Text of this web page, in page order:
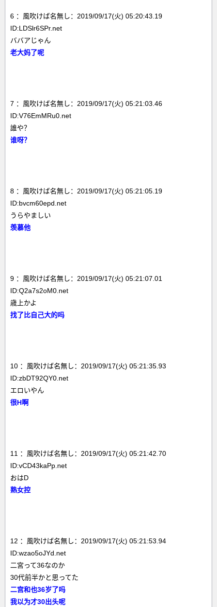
6 ：風吹けば名無し：2019/09/17(火) 05:20:43.19
ID:LDSlr6SPr.net
ババアじゃん
老大妈了呢
7 ：風吹けば名無し：2019/09/17(火) 05:21:03.46
ID:V76EmMRu0.net
誰や？
谁呀？
8 ：風吹けば名無し：2019/09/17(火) 05:21:05.19
ID:bvcm60epd.net
うらやましい
羡慕他
9 ：風吹けば名無し：2019/09/17(火) 05:21:07.01
ID:Q2a7s2oM0.net
歳上かよ
找了比自己大的吗
10 ：風吹けば名無し：2019/09/17(火) 05:21:35.93
ID:zbDT92QY0.net
エロいやん
很H啊
11 ：風吹けば名無し：2019/09/17(火) 05:21:42.70
ID:vCD43kaPp.net
おはD
熟女控
12 ：風吹けば名無し：2019/09/17(火) 05:21:53.94
ID:wzao5oJYd.net
二宮って36なのか
30代前半かと思ってた
二宫和也36岁了吗
我以为才30出头呢